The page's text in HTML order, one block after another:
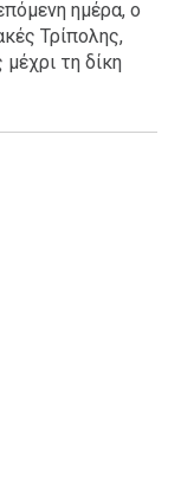
ημέρα, ο
Τρίπολης,
τη δίκη